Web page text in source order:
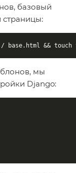
базовый
base.html && touch
мы
Django: